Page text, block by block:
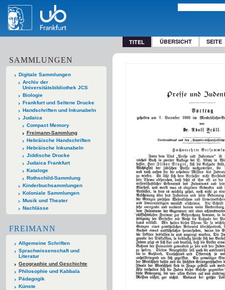
TITEL ÜBERSICHT SEITE
SAMMLUNGEN
Digitale Sammlungen
Archiv der
Universitätsbibliothek JCS
Biologie
Frankfurt und Seltene Drucke
Handschriften und Inkunabeln
Judaica
Compact Memory
Freimann-Sammlung
Hebräische Handschriften
Hebräische Inkunabeln
Jiddische Drucke
Judaica Frankfurt
Kataloge
Rothschild-Sammlung
Kinderbuchsammlungen
Koloniale Sammlungen
Musik und Theater
Nachlässe
FREIMANN
Allgemeine Schriften
Sprachwissenschaft und
Literatur
Geographie und Geschichte
Philosophie und Kabbala
Pädagogik
Künste